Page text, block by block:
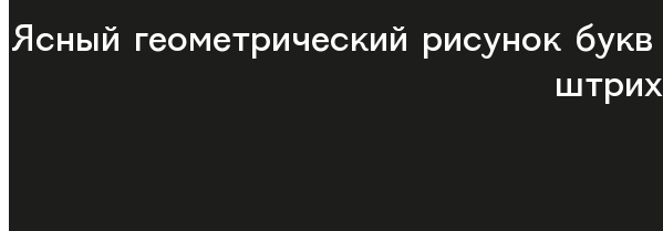
Ясный геометрический рисунок